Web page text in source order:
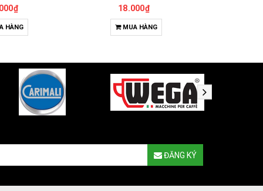
HÀNG
18.000₫
MUA HÀNG
ĐĂNG KÝ